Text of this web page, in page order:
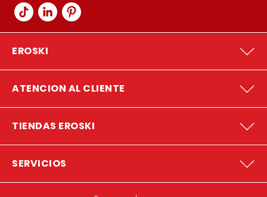
EROSKI
ATENCION AL CLIENTE
TIENDAS EROSKI
SERVICIOS